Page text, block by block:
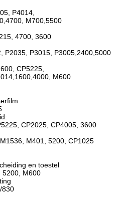
P4014,
M700,5500
4700, 3600
P2035, P3015, P3005,2400,5000
CP5225,
M600
CP2025, CP4005, 3600
M401, 5200, CP1025
en toestel
5200, M600
830